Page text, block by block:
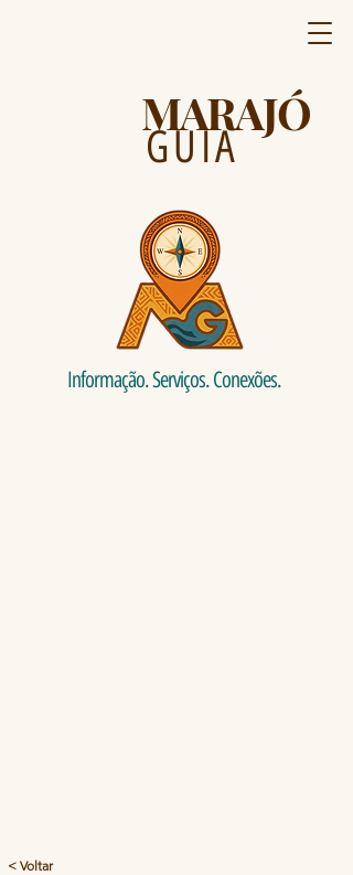
MARAJÓ
GUIA
Informação. Serviços. Conexões.
< Voltar